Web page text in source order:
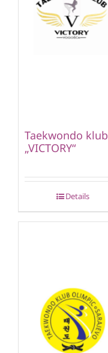
Taekwondo klub
„VICTORY“
Details